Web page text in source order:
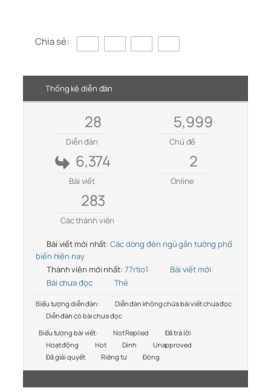
Chia sẻ:
Thống kê diễn đàn
28
Diễn đàn
5,999
Chủ đề
6,374
Bài viết
2
Online
283
Các thành viên
Bài viết mới nhất: Các dòng đèn ngủ gắn tường phổ
biến hiện nay
Thành viên mới nhất: 77rtio1
Bài viết mới
Bài chưa đọc
Thẻ
Biểu tượng diễn đàn:
Diễn đàn không chứa bài viết chưa đọc
Diễn đàn có bài chưa đọc
Biểu tượng bài viết:
Not Replied
Đã trả lời
Hoạt động
Hot Dính
Unapproved
Đã giải quyết
Riêng tư Đóng